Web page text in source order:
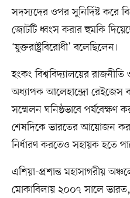
সদস্যদের ওপর সুনির্দিষ্ট করে
জোটটি ধ্বংস করার হুমকি
‘যুক্তরাষ্ট্রবিরোধী’ বলেছিলেন।
হংকং বিশ্ববিদ্যালয়ের
অধ্যাপক আলেহান্দ্রো রেইজেস
সম্মেলন ঘনিষ্ঠভাবে পর্যবেক্ষণ
শেষদিকে ভারতের আয়োজন
নির্ধারণ করতেও সহায়ক হতে
এশিয়া-প্রশান্ত মহাসাগরীয়
মোকাবিলায় ২০০৭ সালে ভারত,